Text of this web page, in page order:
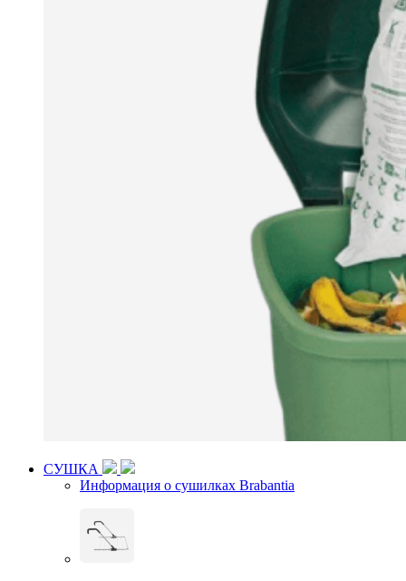
СУШКА
Информация о сушилках Brabantia